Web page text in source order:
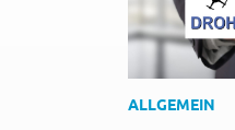
ALLGEMEIN